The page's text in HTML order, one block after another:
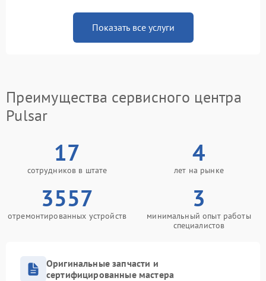
Показать все услуги
Преимущества сервисного центра
Pulsar
17
сотрудников в штате
4
лет на рынке
3557
отремонтированных устройств
3
минимальный опыт работы
специалистов
Оригинальные запчасти и
сертифицированные мастера